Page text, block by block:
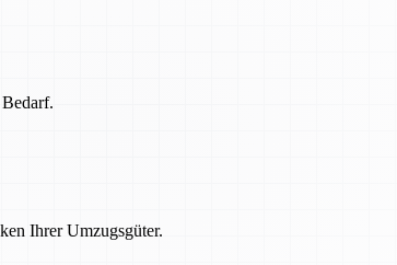
Ihrer Umzugsgüter.